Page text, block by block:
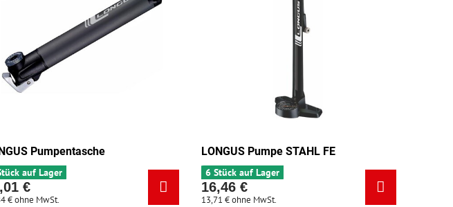
Pumpentasche
auf Lager
€
€ohne MwSt.
LONGUS Pumpe STAHL FE
6 Stück auf Lager
16,46 €
13,71 €ohne MwSt.